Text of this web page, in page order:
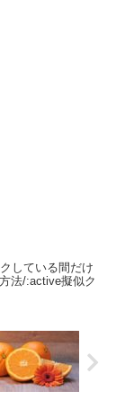
している間だけ
法/:active擬似ク